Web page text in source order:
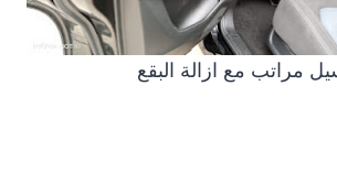
مراتب مع ازالة البقع